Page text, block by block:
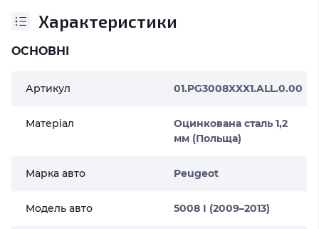
Характеристики
ОСНОВНІ
Артикул 01.PG3008XXX1.ALL.0.00
Матеріал
Оцинкована сталь 1,2
мм (Польща)
Марка авто Peugeot
Модель авто 5008 І (2009–2013)